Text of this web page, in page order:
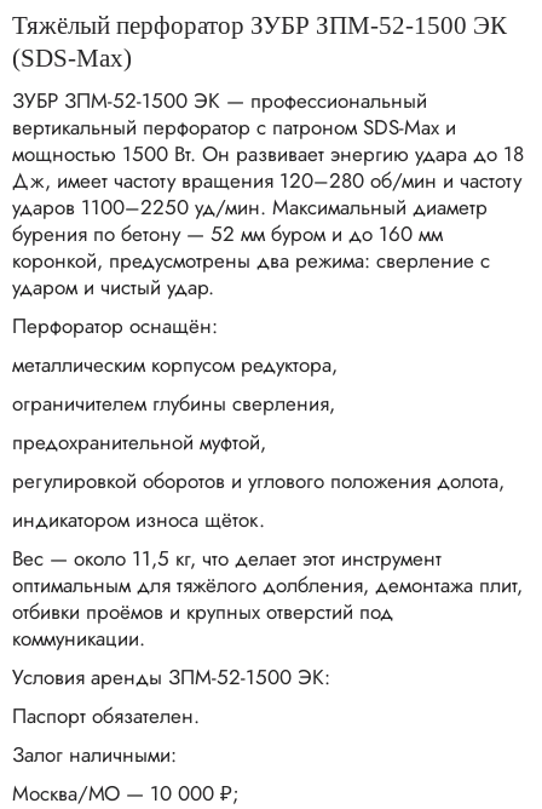
Тяжёлый перфоратор ЗУБР ЗПМ‑52‑1500 ЭК
(SDS‑Max)
ЗУБР ЗПМ‑52‑1500 ЭК — профессиональный
вертикальный перфоратор с патроном SDS‑Max и
мощностью 1500 Вт. Он развивает энергию удара до 18
Дж, имеет частоту вращения 120–280 об/мин и частоту
ударов 1100–2250 уд/мин. Максимальный диаметр
бурения по бетону — 52 мм буром и до 160 мм
коронкой, предусмотрены два режима: сверление с
ударом и чистый удар.​
Перфоратор оснащён:
металлическим корпусом редуктора,
ограничителем глубины сверления,
предохранительной муфтой,
регулировкой оборотов и углового положения долота,
индикатором износа щёток.​
Вес — около 11,5 кг, что делает этот инструмент
оптимальным для тяжёлого долбления, демонтажа плит,
отбивки проёмов и крупных отверстий под
коммуникации.
Условия аренды ЗПМ‑52‑1500 ЭК:
Паспорт обязателен.​
Залог наличными:
Москва/МО — 10 000 ₽;